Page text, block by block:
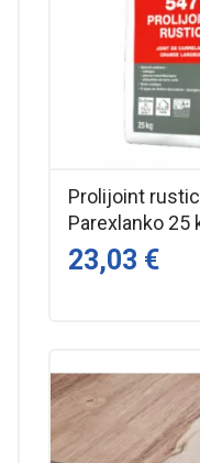
Prolijoint
Parexlanko 25
23,03 €